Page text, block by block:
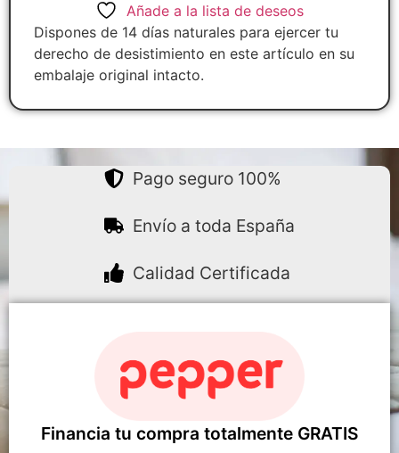
Añade a la lista de deseos
Dispones de 14 días naturales para ejercer tu
derecho de desistimiento en este artículo en su
embalaje original intacto.
Pago seguro 100%
Envío a toda España
Calidad Certificada
Financia tu compra totalmente GRATIS